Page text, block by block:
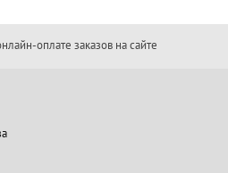
оплате заказов на сайте